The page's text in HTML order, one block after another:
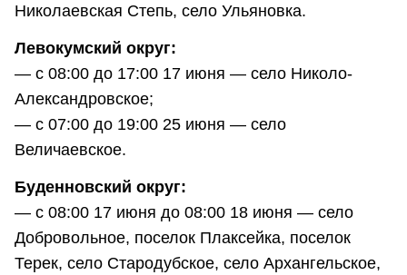
Николаевская Степь, село Ульяновка.
Левокумский округ:
— с 08:00 до 17:00 17 июня — село Николо-
Александровское;
— с 07:00 до 19:00 25 июня — село
Величаевское.
Буденновский округ:
— с 08:00 17 июня до 08:00 18 июня — село
Добровольное, поселок Плаксейка, поселок
Терек, село Стародубское, село Архангельское,